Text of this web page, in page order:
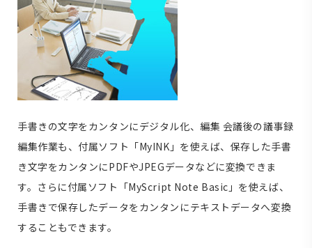
手書きの文字をカンタンにデジタル化、編集 会議後の議事録
編集作業も、付属ソフト「MyINK」を使えば、保存した手書
き文字をカンタンにPDFやJPEGデータなどに変換できま
す。さらに付属ソフト「MyScript Note Basic」を使えば、
手書きで保存したデータをカンタンにテキストデータへ変換
することもできます。